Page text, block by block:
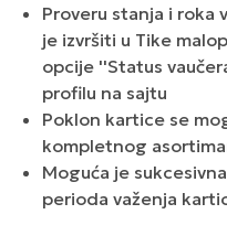
Proveru stanja i roka
je izvršiti u Tike
opcije ''Status
profilu na sajtu
Poklon kartice se
kompletnog
Moguća je
perioda važenja